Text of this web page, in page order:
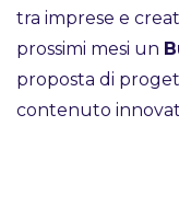
tra imprese e
prossimi mesi un
proposta di
contenuto